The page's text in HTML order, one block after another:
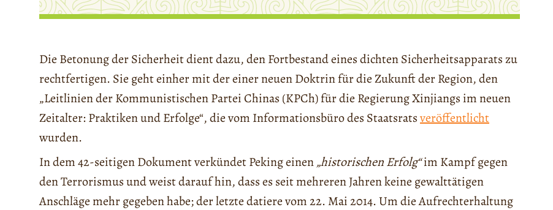
Die Betonung der Sicherheit dient dazu, den Fortbestand eines dichten Sicherheitsapparats zu
rechtfertigen. Sie geht einher mit der einer neuen Doktrin für die Zukunft der Region, den
„Leitlinien der Kommunistischen Partei Chinas (KPCh) für die Regierung Xinjiangs im neuen
Zeitalter: Praktiken und Erfolge“, die vom Informationsbüro des Staatsratsveröffentlicht
wurden.
In dem 42-seitigen Dokument verkündet Peking einen„historischen Erfolg“im Kampf gegen
den Terrorismus und weist darauf hin, dass es seit mehreren Jahren keine gewalttätigen
Anschläge mehr gegeben habe; der letzte datiere vom 22. Mai 2014. Um die Aufrechterhaltung